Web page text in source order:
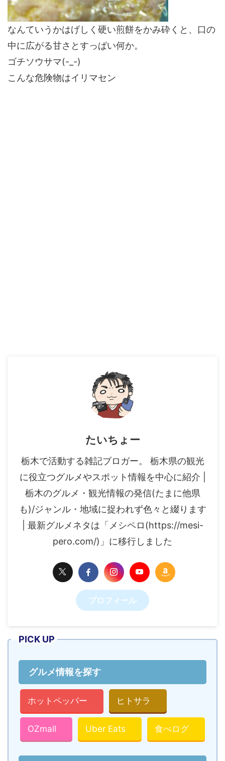
なんていうかはげしく硬い煎餅をかみ砕くと、口の
中に広がる甘さとすっぱい何か。
ゴチソウサマ(-_-)
こんな危険物はイリマセン
たいちょー
栃木で活動する雑記ブロガー。 栃木県の観光
に役立つグルメやスポット情報を中心に紹介 |
栃木のグルメ・観光情報の発信(たまに他県
も)/ジャンル・地域に捉われず色々と綴ります
| 最新グルメネタは「メシペロ(https://mesi-
pero.com/)」に移行しました
プロフィール
PICK UP
グルメ情報を探す
ホットペッパー ヒトサラ
OZmall Uber Eats 食べログ